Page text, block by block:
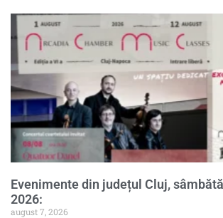
Evenimente din județul Cluj,
2026:
august 7, 2026